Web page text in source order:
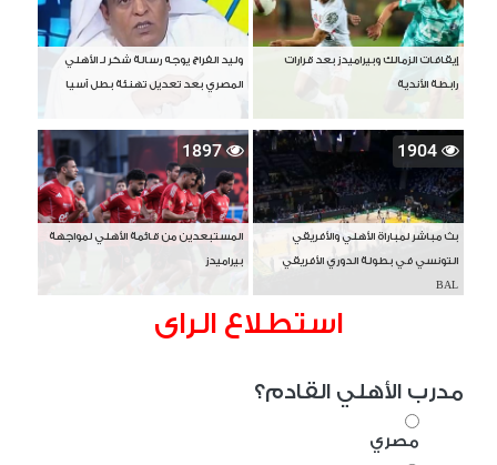
إيقافات الزمالك وبيراميدز بعد قرارات
رابطة الأندية
وليد الفراج يوجه رسالة شكر لـ الأهلي
المصري بعد تعديل تهنئة بطل آسيا
1904
بث مباشر لمباراة الأهلي والأفريقي
التونسي في بطولة الدوري الأفريقي
BAL
1897
المستبعدين من قائمة الأهلي لمواجهة
بيراميدز
استطلاع الراى
مدرب الأهلي القادم؟
مصري